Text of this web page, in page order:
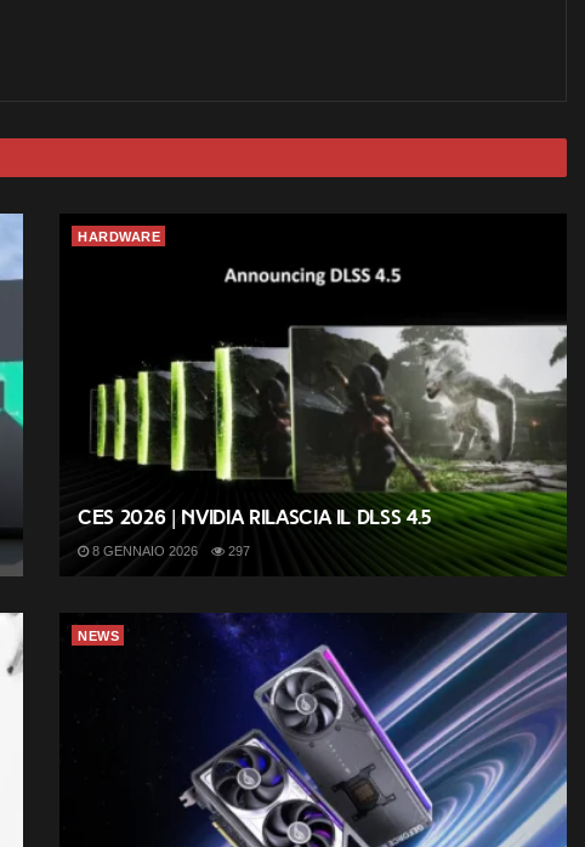
HARDWARE
CES 2026 | Nvidia rilascia il DLSS 4.5
8 GENNAIO 2026 297
NEWS